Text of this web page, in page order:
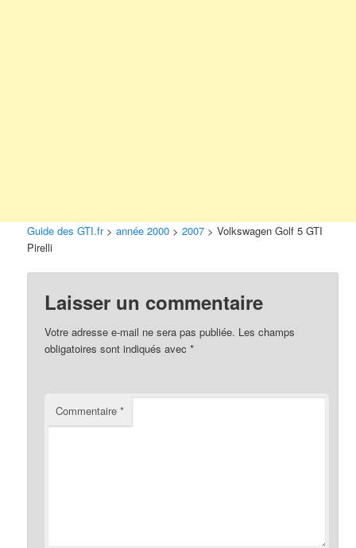
Guide des GTI.fr>année 2000 >2007 >Volkswagen Golf 5 GTI
Pirelli
Laisser un commentaire
Votre adresse e-mail ne sera pas publiée. Les champs
obligatoires sont indiqués avec*
Commentaire*